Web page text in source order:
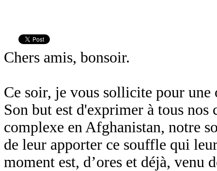
Chers amis, bonsoir.
Ce soir, je vous sollicite pour une
Son but est d'exprimer à tous nos
complexe en Afghanistan, notre
de leur apporter ce souffle qui
moment est, d’ores et déjà, venu